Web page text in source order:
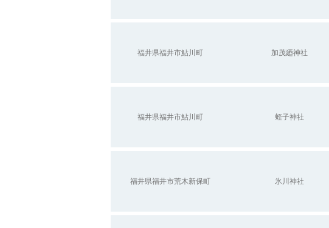
福井県福井市鮎川町 加茂廼神社
福井県福井市鮎川町 蛭子神社
福井県福井市荒木新保町 氷川神社